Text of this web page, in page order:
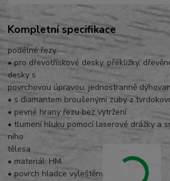
Kompletní specifikace
podélné řezy
• pro dřevotřískové desky, překližky,
desky s
povrchovou úpravou, jednostranně
• s diamantem broušenými zuby z
• pevné hrany řezu bez vytržení
• tlumení hluku pomocí laserové drážky a
ního
tělesa
• materiál: HM
• povrch hladce vyleštěný